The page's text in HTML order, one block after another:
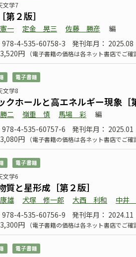
文学7
第２版］
一 定金 晃三 佐藤 勝彦
編
978-4-535-60758-3
発刊年月： 2025.08
円
（電子書籍の価格は各ネット書店でご
電子書籍
文学8
クホールと高エネルギー現象［
二 嶺重 慎 馬場 彩
編
978-4-535-60757-6
発刊年月： 2025.01
円
（電子書籍の価格は各ネット書店でご
電子書籍
文学6
質と星形成［第２版］
雄 犬塚 修一郎 大西 利和
中井
978-4-535-60756-9
発刊年月： 2024.11
円
（電子書籍の価格は各ネット書店でご
電子書籍